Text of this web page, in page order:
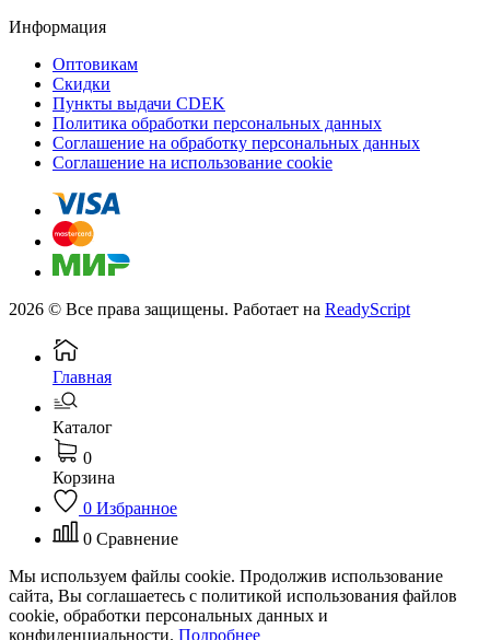
Информация
Оптовикам
Скидки
Пункты выдачи CDEK
Политика обработки персональных данных
Соглашение на обработку персональных данных
Соглашение на использование cookie
2026 © Все права защищены. Работает на ReadyScript
Главная
Каталог
0
Корзина
0 Избранное
0 Сравнение
Мы используем файлы cookie. Продолжив использование
сайта, Вы соглашаетесь с политикой использования файлов
cookie, обработки персональных данных и
конфиденциальности. Подробнее